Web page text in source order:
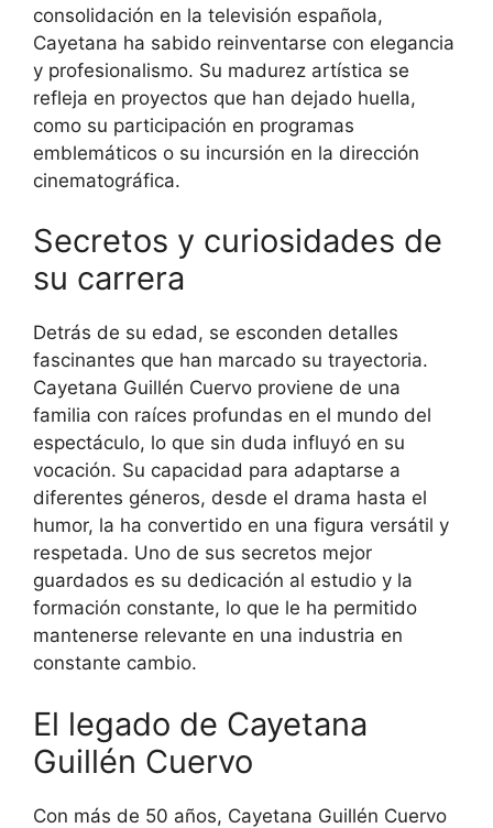
consolidación en la televisión española,
Cayetana ha sabido reinventarse con elegancia
y profesionalismo. Su madurez artística se
refleja en proyectos que han dejado huella,
como su participación en programas
emblemáticos o su incursión en la dirección
cinematográfica.
Secretos y curiosidades de
su carrera
Detrás de su edad, se esconden detalles
fascinantes que han marcado su trayectoria.
Cayetana Guillén Cuervo proviene de una
familia con raíces profundas en el mundo del
espectáculo, lo que sin duda influyó en su
vocación. Su capacidad para adaptarse a
diferentes géneros, desde el drama hasta el
humor, la ha convertido en una figura versátil y
respetada. Uno de sus secretos mejor
guardados es su dedicación al estudio y la
formación constante, lo que le ha permitido
mantenerse relevante en una industria en
constante cambio.
El legado de Cayetana
Guillén Cuervo
Con más de 50 años, Cayetana Guillén Cuervo